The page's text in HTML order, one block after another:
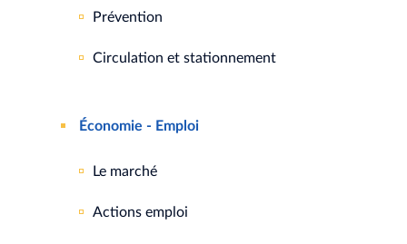
Prévention
Circulation et stationnement
Économie - Emploi
Le marché
Actions emploi